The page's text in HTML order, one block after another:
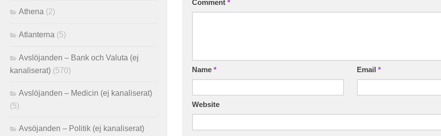
Comment *
Name * Email *
Website
Athena (2)
Atlanterna (5)
Avslöjanden – Bank och Valuta (ej
kanaliserat) (570)
Avslöjanden – Medicin (ej kanaliserat)
(5)
Avsöjanden – Politik (ej kanaliserat)